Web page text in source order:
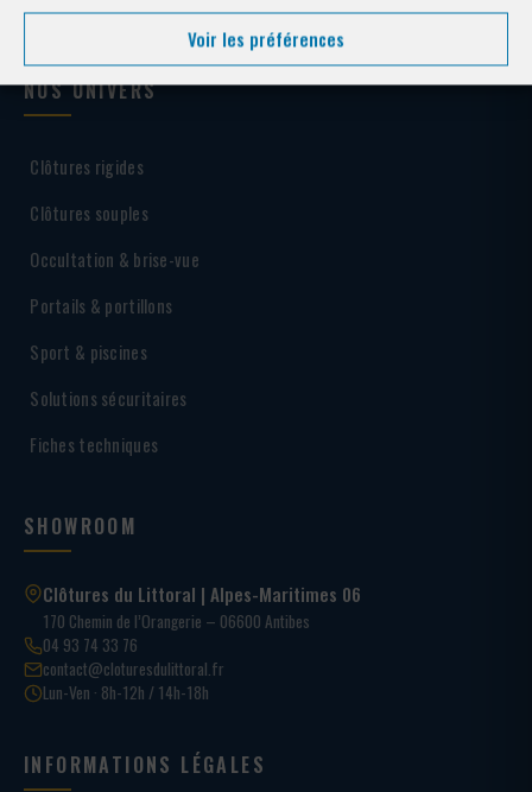
Voir les préférences
NOS UNIVERS
Clôtures rigides
Clôtures souples
Occultation & brise-vue
Portails & portillons
Sport & piscines
Solutions sécuritaires
Fiches techniques
SHOWROOM
Clôtures du Littoral | Alpes-Maritimes 06
170 Chemin de l’Orangerie – 06600 Antibes
04 93 74 33 76
contact@cloturesdulittoral.fr
Lun-Ven · 8h-12h / 14h-18h
INFORMATIONS LÉGALES